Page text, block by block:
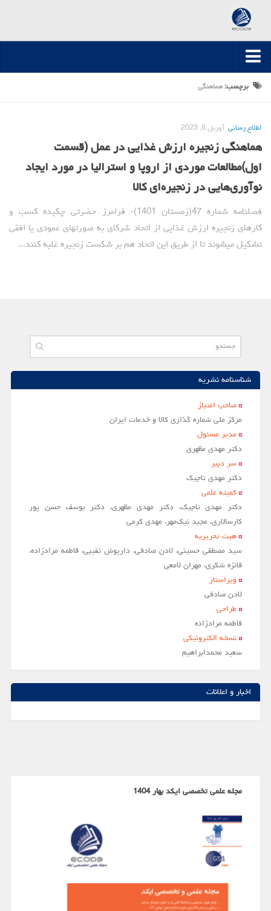
صفحه اصلی
مقالات تخصصی
مقالات سال 1395-1394
مقالات سال 1396
مقالات سال 1399-1397
مقالات سال 1400
مقالات سال 1401
مقالات سال 1402
شماره جاری
جستجو پیشرفته
راهنمای نویسندگان
نحوه ارسال مقاله
اطلاعات نشریه
درباره نشریه
پیوندهای مفید
تماس با ما
برچسب: هماهنگی
اطلاع رسانی آوریل 8, 2023
هماهنگی زنجیره ارزش غذایی در عمل (قسمت
اول)مطالعات موردی از اروپا و استرالیا در مورد ایجاد
نوآوری‌هایی در زنجیره‌ای کالا
فصلنامه شماره 47(زمستان 1401)- فرامرز حضرتی چکیده کسب و
کارهای زنجیره ارزش غذایی از اتحاد شرکای به صورت­های عمودی یا افقی
تشکیل می­شوند تا از طریق این اتحاد هم بر شکست زنجیره غلبه کنند...
شناسنامه نشریه
صاحب امتياز
مركز ملي شماره گذاري كالا و خدمات ايران
مدير مسئول
دکتر مهدی مظهری
سر دبير
دکتر مهدی تاجیک
کمیته علمی
دکتر مهدی تاجیک، دکتر مهدی مظهری، دکتر یوسف حسن پور
کارسالاری، مجید نیک‌مهر، مهدی کرمی
هیت تحریریه
سید مصطفی حسینی، لادن صادقی، داریوش نقیبی، فاطمه مرادزاده،
فائزه شکری، مهران لامعی
ویراستار
لادن صادقي
طراحی
فاطمه مرادزاده
نسخه الکترونیکی
سعيد محمدابراهيم
اخبار و اعلانات
مجله علمی تخصصی ایکد بهار 1404